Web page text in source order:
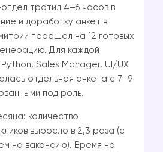
тратил 4–6 часов в
и доработку анкет в
перешёл на 12 готовых
Для каждой
Sales Manager, UI/UX
отдельная анкета с 7–9
под роль.
количество
выросло в 2,3 раза (с
на вакансию). Время на